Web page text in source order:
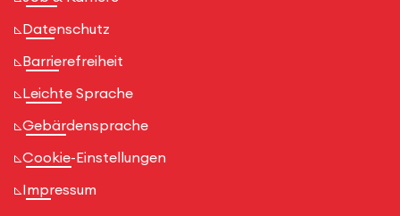
Datenschutz
Barrierefreiheit
Leichte Sprache
Gebärdensprache
Cookie-Einstellungen
Impressum